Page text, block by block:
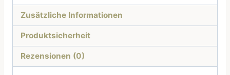
Zusätzliche Informationen
Produktsicherheit
Rezensionen (0)